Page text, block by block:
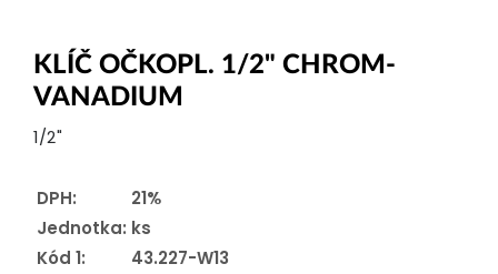
KLÍČ OČKOPL. 1/2" CHROM-
VANADIUM
1/2"
DPH:
21%
Jednotka: ks
Kód 1:
43.227-W13